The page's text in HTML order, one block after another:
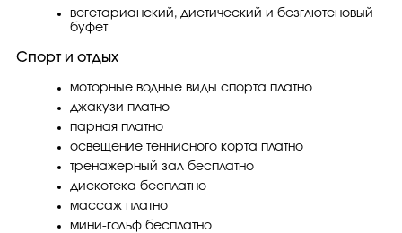
вегетарианский, диетический и безглютеновый
буфет
Спорт и отдых
моторные водные виды спорта платно
джакузи платно
парная платно
освещение теннисного корта платно
тренажерный зал бесплатно
дискотека бесплатно
массаж платно
мини-гольф бесплатно